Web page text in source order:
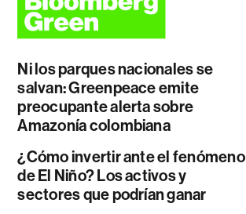
Ni los parques nacionales se
salvan: Greenpeace emite
preocupante alerta sobre
Amazonía colombiana
¿Cómo invertir ante el fenómeno
de El Niño? Los activos y
sectores que podrían ganar